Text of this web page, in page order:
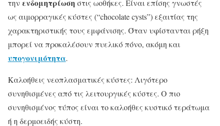
την ενδομητρίωση στις ωοθήκες. Είναι επίσης γνωστές
ως αιμορραγικές κύστες (“chocolate cysts”) εξαιτίας της
χαρακτηριστικής τους εμφάνισης. Όταν υφίστανται ρήξη
μπορεί να προκαλέσουν πυελικό πόνο, ακόμη και
υπογονιμότητα.
Καλοήθεις νεοπλασματικές κύστες: Λιγότερο
συνηθισμένες από τις λειτουργικές κύστες. Ο πιο
συνηθισμένος τύπος είναι το καλοήθες κυστικό τεράτωμα
ή η δερμοειδής κύστη.